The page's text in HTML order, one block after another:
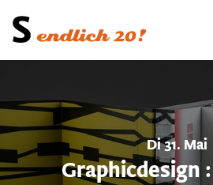
Presse
Di 31. Mai
Graphicdesign